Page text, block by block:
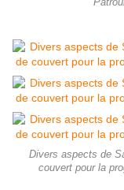
Divers aspects de
couvert pour la